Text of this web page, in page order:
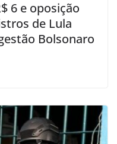
6 e oposição
de Lula
Bolsonaro